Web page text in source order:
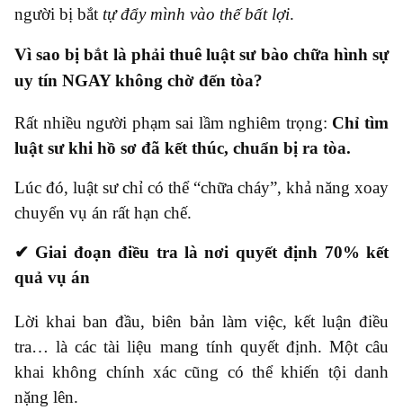
người bị bắt tự đẩy mình vào thế bất lợi.
Vì sao bị bắt là phải thuê luật sư bào chữa hình sự
uy tín NGAY không chờ đến tòa?
Rất nhiều người phạm sai lầm nghiêm trọng: Chỉ tìm
luật sư khi hồ sơ đã kết thúc, chuẩn bị ra tòa.
Lúc đó, luật sư chỉ có thể “chữa cháy”, khả năng xoay
chuyển vụ án rất hạn chế.
✔ Giai đoạn điều tra là nơi quyết định 70% kết
quả vụ án
Lời khai ban đầu, biên bản làm việc, kết luận điều
tra… là các tài liệu mang tính quyết định. Một câu
khai không chính xác cũng có thể khiến tội danh
nặng lên.